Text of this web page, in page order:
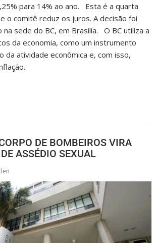
para 14% ao ano. Esta é a quarta
o comitê reduz os juros. A decisão foi
na sede do BC, em Brasília. O BC utiliza a
da economia, como um instrumento
da atividade econômica e, com isso,
DE BOMBEIROS VIRA
ASSÉDIO SEXUAL